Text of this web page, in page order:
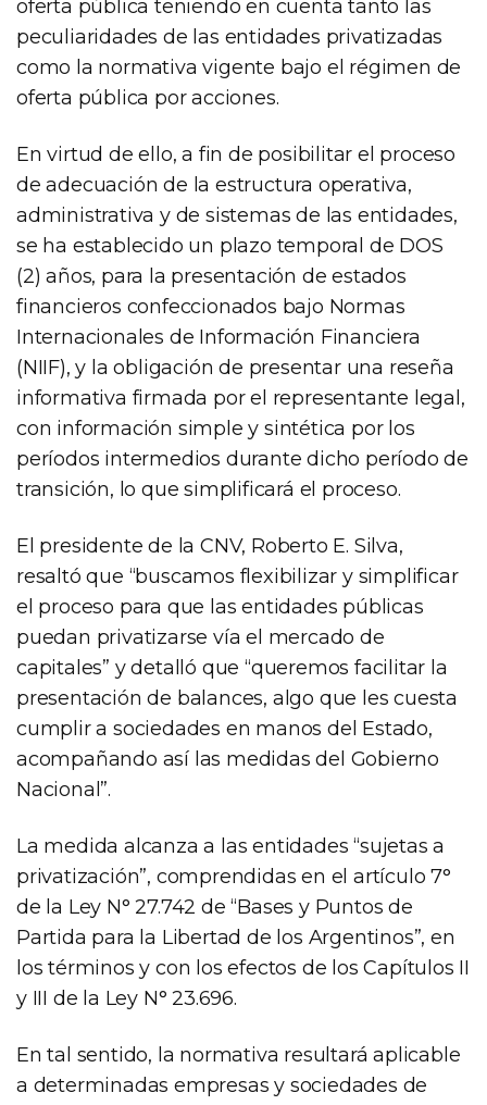
oferta pública teniendo en cuenta tanto las
peculiaridades de las entidades privatizadas
como la normativa vigente bajo el régimen de
oferta pública por acciones.
En virtud de ello, a fin de posibilitar el proceso
de adecuación de la estructura operativa,
administrativa y de sistemas de las entidades,
se ha establecido un plazo temporal de DOS
(2) años, para la presentación de estados
financieros confeccionados bajo Normas
Internacionales de Información Financiera
(NIIF), y la obligación de presentar una reseña
informativa firmada por el representante legal,
con información simple y sintética por los
períodos intermedios durante dicho período de
transición, lo que simplificará el proceso.
El presidente de la CNV, Roberto E. Silva,
resaltó que “buscamos flexibilizar y simplificar
el proceso para que las entidades públicas
puedan privatizarse vía el mercado de
capitales” y detalló que “queremos facilitar la
presentación de balances, algo que les cuesta
cumplir a sociedades en manos del Estado,
acompañando así las medidas del Gobierno
Nacional”.
La medida alcanza a las entidades “sujetas a
privatización”, comprendidas en el artículo 7°
de la Ley N° 27.742 de “Bases y Puntos de
Partida para la Libertad de los Argentinos”, en
los términos y con los efectos de los Capítulos II
y III de la Ley N° 23.696.
En tal sentido, la normativa resultará aplicable
a determinadas empresas y sociedades de